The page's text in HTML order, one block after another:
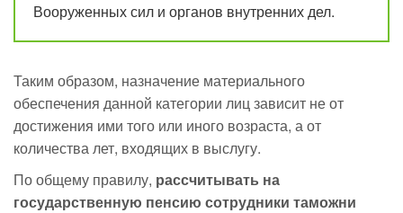
Вооруженных сил и органов внутренних дел.
Таким образом, назначение материального
обеспечения данной категории лиц зависит не от
достижения ими того или иного возраста, а от
количества лет, входящих в выслугу.
По общему правилу, рассчитывать на
государственную пенсию сотрудники таможни